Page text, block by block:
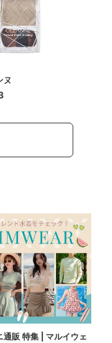
ヌ
通販 特集 | マルイウェ